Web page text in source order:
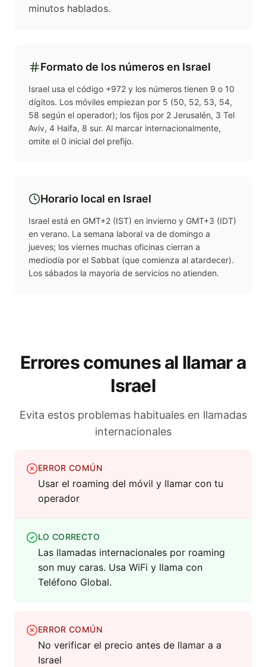
minutos hablados.
Formato de los números en Israel
Israel usa el código +972 y los números tienen 9 o 10
dígitos. Los móviles empiezan por 5 (50, 52, 53, 54,
58 según el operador); los fijos por 2 Jerusalén, 3 Tel
Aviv, 4 Haifa, 8 sur. Al marcar internacionalmente,
omite el 0 inicial del prefijo.
Horario local en Israel
Israel está en GMT+2 (IST) en invierno y GMT+3 (IDT)
en verano. La semana laboral va de domingo a
jueves; los viernes muchas oficinas cierran a
mediodía por el Sabbat (que comienza al atardecer).
Los sábados la mayoría de servicios no atienden.
Errores comunes al llamar a
Israel
Evita estos problemas habituales en llamadas
internacionales
ERROR COMÚN
Usar el roaming del móvil y llamar con tu
operador
LO CORRECTO
Las llamadas internacionales por roaming
son muy caras. Usa WiFi y llama con
Teléfono Global.
ERROR COMÚN
No verificar el precio antes de llamar a a
Israel